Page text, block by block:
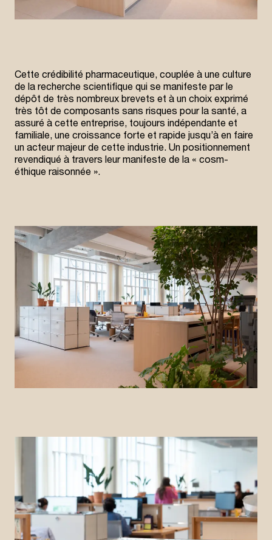
Cette crédibilité pharmaceutique, couplée à une culture
de la recherche scientifique qui se manifeste par le
dépôt de très nombreux brevets et à un choix exprimé
très tôt de composants sans risques pour la santé, a
assuré à cette entreprise, toujours indépendante et
familiale, une croissance forte et rapide jusqu’à en faire
un acteur majeur de cette industrie. Un positionnement
revendiqué à travers leur manifeste de la « cosm-
éthique raisonnée ».